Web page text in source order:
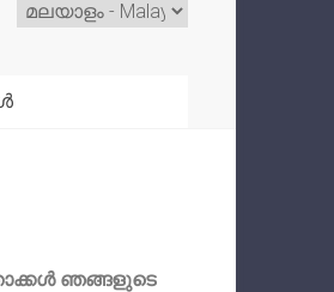
ഞങ്ങളുടെ